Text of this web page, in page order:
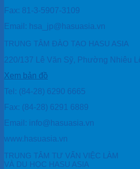
Fax: 81-3-5907-3109
Email: hsa_jp@hasuasia.vn
TRUNG TÂM ĐÀO TẠO HASU ASIA
220/137 Lê Văn Sỹ, Phường Nhiêu
Xem bản đồ
Tel: (84-28) 6290 6665
Fax: (84-28) 6291 6889
Email: info@hasuasia.vn
www.hasuasia.vn
TRUNG TÂM TƯ VẤN VIỆC LÀM
VÀ DU HỌC HASU ASIA